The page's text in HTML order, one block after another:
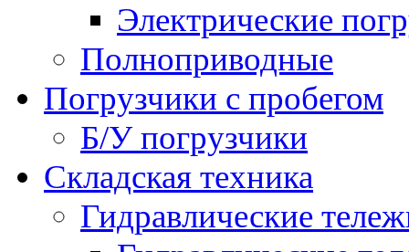
Электрические
Полноприводные
Погрузчики с пробегом
Б/У погрузчики
Складская техника
Гидравлические